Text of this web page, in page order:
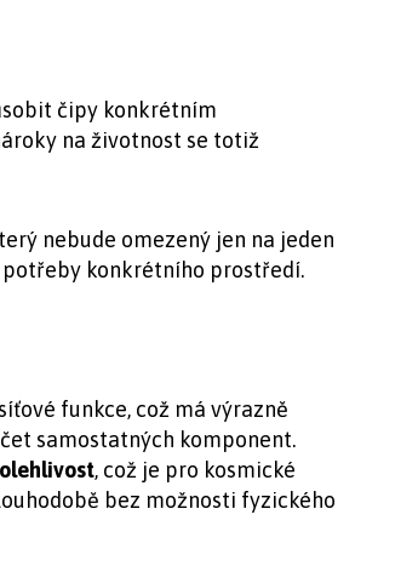
čipy konkrétním
na životnost se totiž
nebude omezený jen na jeden
konkrétního prostředí.
funkce, což má výrazně
samostatných komponent.
, což je pro kosmické
bez možnosti fyzického